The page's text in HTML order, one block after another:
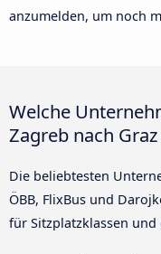
anzumelden, um noch
Welche
Zagreb nach Graz
Die beliebtesten
ÖBB, FlixBus und
für Sitzplatzklassen